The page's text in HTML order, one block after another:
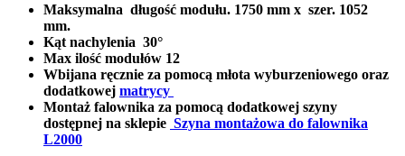
Maksymalna długość modułu. 1750 mm x szer. 1052
mm.
Kąt nachylenia 30°
Max ilość modułów 12
Wbijana ręcznie za pomocą młota wyburzeniowego oraz
dodatkowej matrycy
Montaż falownika za pomocą dodatkowej szyny
dostępnej na sklepie Szyna montażowa do falownika
L2000